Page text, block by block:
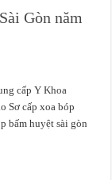
Gòn năm
cấp Y Khoa
Sơ cấp xoa bóp
bấm huyệt sài gòn